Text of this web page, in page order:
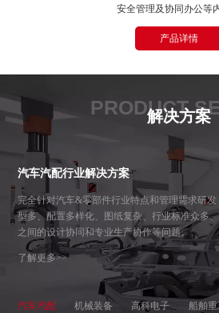
安全管理及协同办公等
产品详情
PRODUCT
解决方案
汽车汽配行业解决方案
完全针对汽车&零部件行业特点和管理需求研
型多、配置多样化、图纸复杂、行业标准众多
之间的设计协同和专业生产协作等问题。
了解更多>>
汽车汽配 机械装备 高科电子 船舶重